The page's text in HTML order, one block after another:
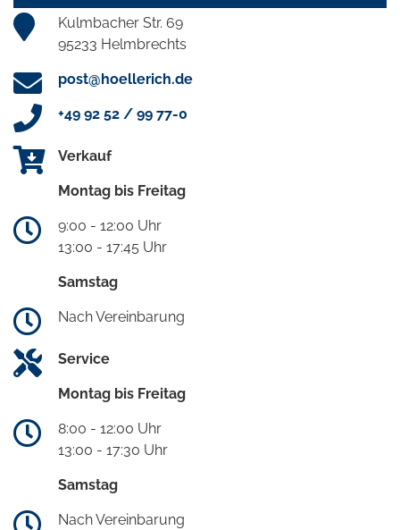
Kulmbacher Str. 69
95233 Helmbrechts
post@hoellerich.de
+49 92 52 / 99 77-0
Verkauf
Montag bis Freitag
9:00 - 12:00 Uhr
13:00 - 17:45 Uhr
Samstag
Nach Vereinbarung
Service
Montag bis Freitag
8:00 - 12:00 Uhr
13:00 - 17:30 Uhr
Samstag
Nach Vereinbarung